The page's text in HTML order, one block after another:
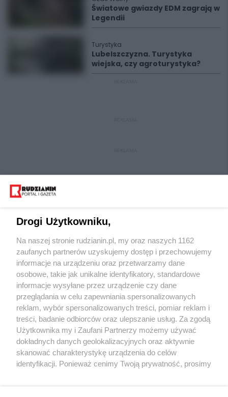
Światowe gwiazdy EDM zagrają w
Legendii
Turystyka
Lubelszczyzna. Turystyka
wiejska, czy agroturystyka?
Wydawca mediów lokalnych
Nie zapomnij
zapoznać się z:
polityką prywatności regulamin korzystania z portali
Twojemiasto
Piekary Śląskie
Chorzów
Tarnowskie Góry
Skontakuj sięz nami
Kontakt
Wydawca
Redakcja
Drogi Użytkowniku,
Na naszej stronie rudzianin.pl, my oraz naszych 1162
zaufanych partnerów uzyskujemy dostęp i przechowujemy
informacje na urządzeniu oraz przetwarzamy dane
osobowe, takie jak unikalne identyfikatory, standardowe
informacje wysyłane przez urządzenie czy dane
przeglądania w celu zapewniania spersonalizowanych
reklam, wybór spersonalizowanych treści, pomiar reklam i
treści, badanie odbiorców oraz ulepszanie usług. Za zgodą
Użytkownika my i Zaufani Partnerzy możemy używać
dokładnych danych geolokalizacyjnych oraz aktywnie
skanować charakterystykę urządzenia do celów
identyfikacji. Ponieważ cenimy Twoją prywatność, prosimy